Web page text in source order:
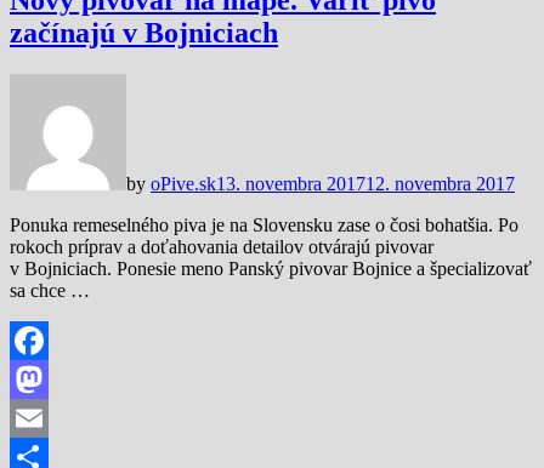
začínajú v Bojniciach
by oPive.sk13. novembra 201712. novembra 2017
Ponuka remeselného piva je na Slovensku zase o čosi bohatšia. Po
rokoch príprav a doťahovania detailov otvárajú pivovar
v Bojniciach. Ponesie meno Panský pivovar Bojnice a špecializovať
sa chce …
Facebook
Mastodon
Email